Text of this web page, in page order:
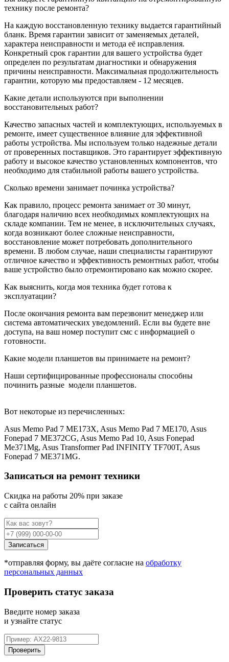
технику после ремонта?
На каждую восстановленную технику выдается гарантийный
бланк. Время гарантии зависит от заменяемых деталей,
характера неисправности и метода её исправления.
Конкретный срок гарантии для вашего устройства будет
определен по результатам диагностики и обнаружения
причины неисправности. Максимальная продолжительность
гарантии, которую мы предоставляем - 12 месяцев.
Какие детали используются при выполнении
восстановительных работ?
Качество запасных частей и комплектующих, используемых в
ремонте, имеет существенное влияние для эффективной
работы устройства. Мы используем только надежные детали
от проверенных поставщиков. Это гарантирует эффективную
работу и высокое качество установленных компонентов, что
необходимо для стабильной работы вашего устройства.
Сколько времени занимает починка устройства?
Как правило, процесс ремонта занимает от 30 минут,
благодаря наличию всех необходимых комплектующих на
складе компании. Тем не менее, в исключительных случаях,
когда возникают более сложные неисправности,
восстановление может потребовать дополнительного
времени. В любом случае, наши специалисты гарантируют
отличное качество и эффективность ремонтных работ, чтобы
ваше устройство было отремонтировано как можно скорее.
Как выяснить, когда моя техника будет готова к
эксплуатации?
После окончания ремонта вам перезвонит менеджер или
система автоматических уведомлений. Если вы будете вне
доступа, на ваш номер поступит смс с информацией о
готовности.
Какие модели планшетов вы принимаете на ремонт?
Наши сертифицированные профессионалы способны
починить разные модели планшетов.
Вот некоторые из перечисленных:
Asus Memo Pad 7 ME173X, Asus Memo Pad 7 ME170, Asus
Fonepad 7 ME372CG, Asus Memo Pad 10, Asus Fonepad
Me371Mg, Asus Transformer Pad INFINITY TF700T, Asus
Fonepad 7 ME371MG.
Записаться на ремонт техники
Cкидка на работы 20% при заказе
с сайта онлайн
Записаться
*отправляя форму, вы даёте согласие на обработку
персональных данных
Проверить статус заказа
Введите номер заказа
и узнайте статус
Проверить